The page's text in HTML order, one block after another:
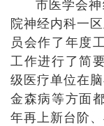
院神经内科一
员会作了年度
工作进行了简
级医疗单位在
金森病等方面
年再上新台阶